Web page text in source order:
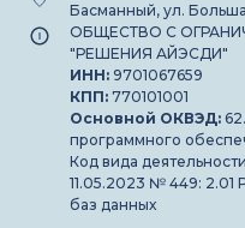
Басманный, ул.
ОБЩЕСТВО С
"РЕШЕНИЯ АЙЭСДИ"
ИНН: 9701067659
КПП: 770101001
Основной ОКВЭД:
программного
Код вида
11.05.2023 № 449:
баз данных